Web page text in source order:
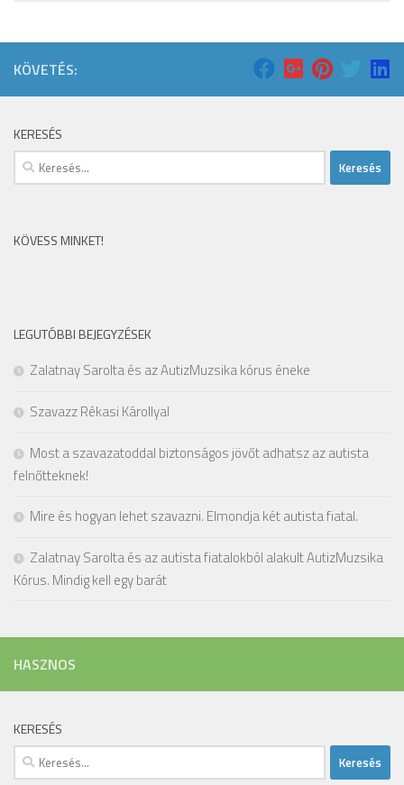
KÖVETÉS:
KERESÉS
Keresés:
KÖVESS MINKET!
LEGUTÓBBI BEJEGYZÉSEK
Zalatnay Sarolta és az AutizMuzsika kórus éneke
Szavazz Rékasi Károllyal
Most a szavazatoddal biztonságos jövőt adhatsz az autista
felnőtteknek!
Mire és hogyan lehet szavazni. Elmondja két autista fiatal.
Zalatnay Sarolta és az autista fiatalokból alakult AutizMuzsika
Kórus. Mindig kell egy barát
HASZNOS
KERESÉS
Keresés: